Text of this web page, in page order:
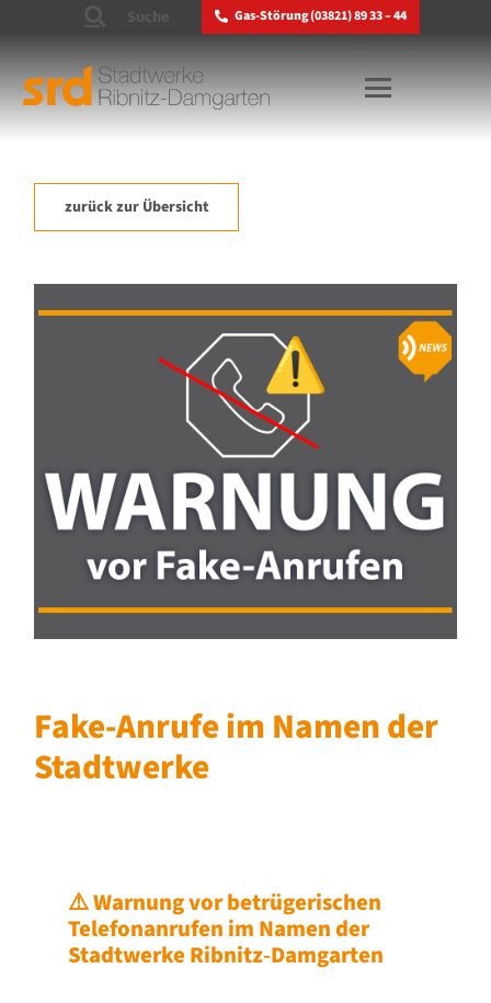
Gas-Störung (03821) 89 33 – 44
zurück zur Übersicht
Fake-Anrufe im Namen der
Stadtwerke
⚠️ Warnung vor betrügerischen
Telefonanrufen im Namen der
Stadtwerke Ribnitz‑Damgarten